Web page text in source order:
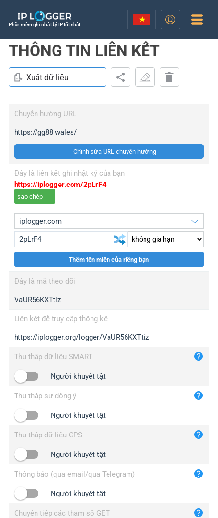
Phần mềm ghi nhật ký IP tốt nhất
THÔNG TIN LIÊN KẾT
Xuất dữ liệu
Chuyển hướng URL
https://gg88.wales/
Chỉnh sửa URL chuyển hướng
Đây là liên kết ghi nhật ký của bạn
https://iplogger.com/2pLrF4
sao chép
wl.gl
ed.tc
bc.ax
iplogger.com
maper.info
2no.co
yip.su
iplogger.info
Thêm tên miền của riêng bạn
Đây là mã theo dõi
VaUR56KXTtiz
Liên kết để truy cập thống kê
https://iplogger.org/logger/VaUR56KXTtiz
Thu thập dữ liệu SMART
Người khuyết tật
Thu thập sự đồng ý
Người khuyết tật
Thu thập dữ liệu GPS
Người khuyết tật
Thông báo (qua email/qua Telegram)
Người khuyết tật
Chuyển tiếp các tham số GET